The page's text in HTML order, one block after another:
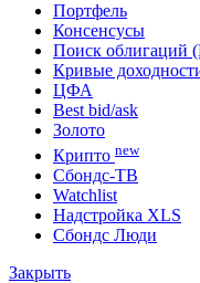
Портфель
Консенсусы
Поиск облигаций
Кривые
ЦФА
Best bid/ask
Золото
Крипто new
Сбондс-ТВ
Watchlist
Надстройка XLS
Сбондс Люди
Закрыть